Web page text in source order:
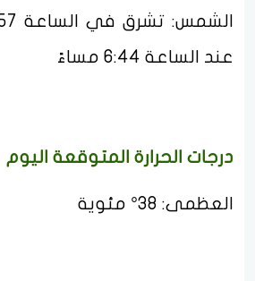
عند الساعة 6:44 مساءً
درجات الحرارة المتوقعة اليوم
العظمى: 38° مئوية